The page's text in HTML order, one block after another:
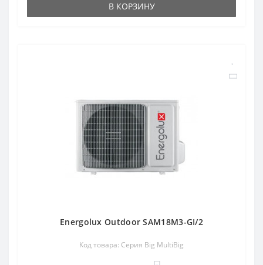
В КОРЗИНУ
Energolux Outdoor SAM18M3-GI/2
Код товара: Серия Big MultiBig